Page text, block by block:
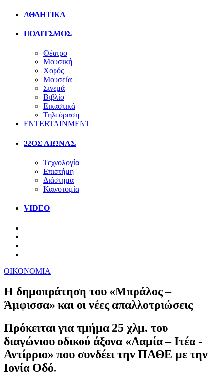
ΑΘΛΗΤΙΚΑ
ΠΟΛΙΤΣΜΟΣ
Θέατρο
Μουσική
Χορός
Μουσεία
Σινεμά
Βιβλίο
Εικαστικά
Τηλεόραση
ENTERTAINMENT
22ΟΣ ΑΙΩΝΑΣ
Τεχνολογία
Επιστήμη
Διάστημα
Καινοτομία
VIDEO
ΟΙΚΟΝΟΜΙΑ
Η δημοπράτηση του «Μπράλος –
Άμφισσα» και οι νέες απαλλοτριώσεις
Πρόκειται για τμήμα 25 χλμ. του
διαγώνιου οδικού άξονα «Λαμία – Ιτέα -
Αντίρριο» που συνδέει την ΠΑΘΕ με την
Ιονία Οδό.